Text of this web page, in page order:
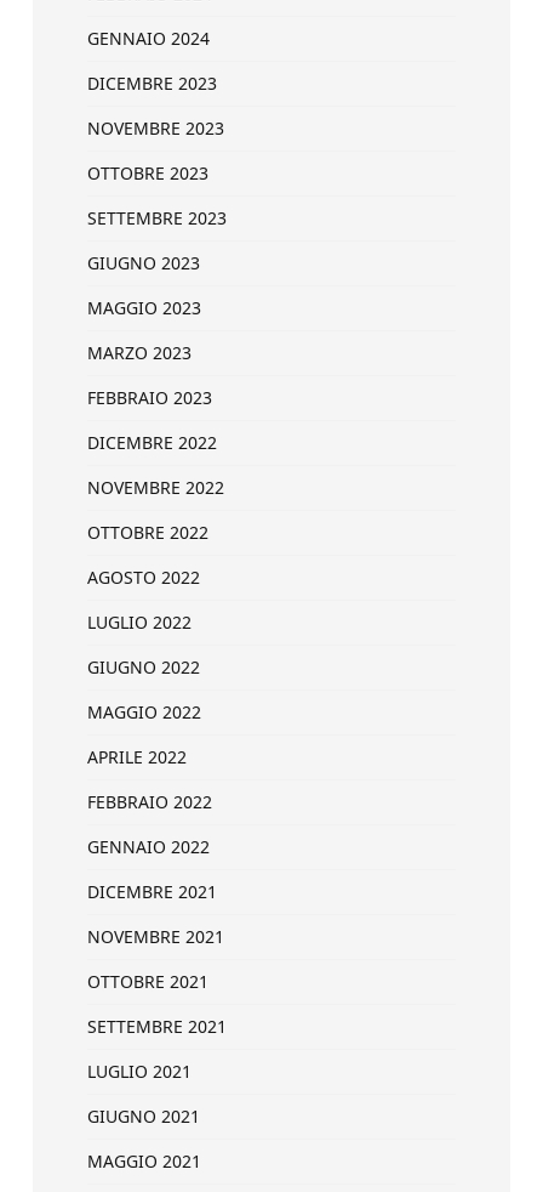
GENNAIO 2024
DICEMBRE 2023
NOVEMBRE 2023
OTTOBRE 2023
SETTEMBRE 2023
GIUGNO 2023
MAGGIO 2023
MARZO 2023
FEBBRAIO 2023
DICEMBRE 2022
NOVEMBRE 2022
OTTOBRE 2022
AGOSTO 2022
LUGLIO 2022
GIUGNO 2022
MAGGIO 2022
APRILE 2022
FEBBRAIO 2022
GENNAIO 2022
DICEMBRE 2021
NOVEMBRE 2021
OTTOBRE 2021
SETTEMBRE 2021
LUGLIO 2021
GIUGNO 2021
MAGGIO 2021